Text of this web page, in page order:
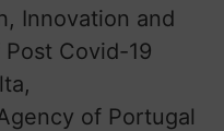
Innovation and
Covid-19
of Portugal